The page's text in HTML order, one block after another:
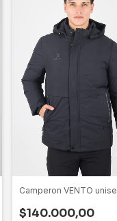
Camperon VENTO
$140.000,00